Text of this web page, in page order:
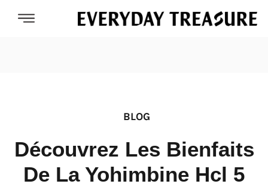
BLOG
Découvrez Les Bienfaits
De La Yohimbine Hcl 5